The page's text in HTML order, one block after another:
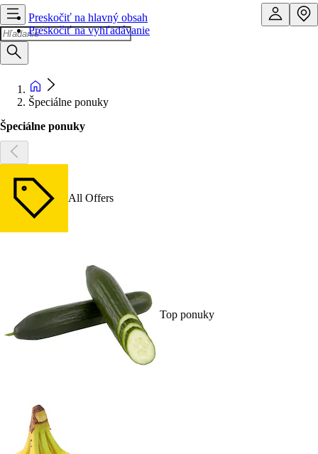
Preskočiť na hlavný obsah
Preskočiť na vyhľadávanie
Špeciálne ponuky
Špeciálne ponuky
All Offers
Top ponuky